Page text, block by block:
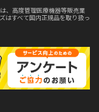
、高度管理医療機器等販売業
はすべて国内正規品を取り扱っ